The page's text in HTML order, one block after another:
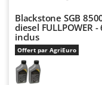
Shark
Silky
Simatech
Sirman
Blackstone SGB
diesel FULLPOWER
inclus
Offert par AgriEuro